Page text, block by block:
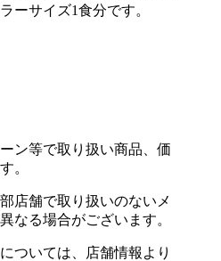
ーサイズ1食分です。
ン等で取り扱い商品、価
。
店舗で取り扱いのないメ
なる場合がございます。
ついては、店舗情報より